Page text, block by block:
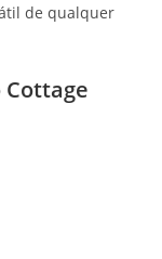
de qualquer